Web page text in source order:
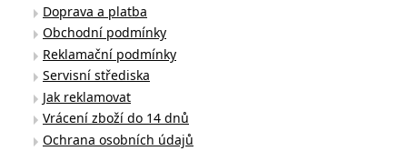
Doprava a platba
Obchodní podmínky
Reklamační podmínky
Servisní střediska
Jak reklamovat
Vrácení zboží do 14 dnů
Ochrana osobních údajů